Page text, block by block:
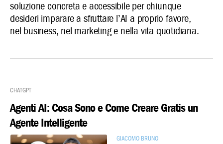
soluzione concreta e accessibile per chiunque
desideri imparare a sfruttare l’AI a proprio favore,
nel business, nel marketing e nella vita quotidiana.
ChatGPT
Agenti AI: Cosa Sono e Come Creare Gratis un
Agente Intelligente
Giacomo Bruno